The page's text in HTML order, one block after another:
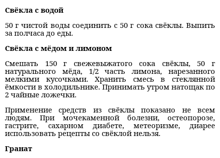
Свёкла с водой
50 г чистой воды соединить с 50 г сока свёклы. Выпить
за полчаса до еды.
Свёкла с мёдом и лимоном
Смешать 150 г свежевыжатого сока свёклы, 50 г
натурального мёда, 1/2 часть лимона, нарезанного
мелкими кусочками. Хранить смесь в стеклянной
ёмкости в холодильнике. Принимать утром натощак по
2 чайные ложечки.
Применение средств из свёклы показано не всем
людям. При мочекаменной болезни, остеопорозе,
гастрите, сахарном диабете, метеоризме, диарее
использовать рецепты со свёклой нельзя.
Гранат